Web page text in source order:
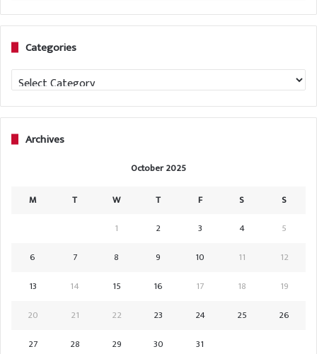
Categories
Categories
Archives
October 2025
M T W T F S
S
1
2 3 4
5
6
7 8 9 10 11
12
13
14 15 16 17 18
19
20
21 22 23 24 25
26
27
28 29 30 31